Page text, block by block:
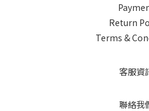
Return
Terms &
客服資
聯絡我